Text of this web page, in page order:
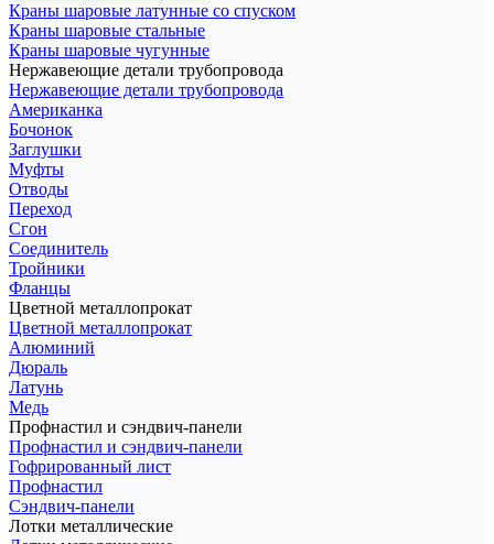
Краны шаровые латунные со спуском
Краны шаровые стальные
Краны шаровые чугунные
Нержавеющие детали трубопровода
Нержавеющие детали трубопровода
Американка
Бочонок
Заглушки
Муфты
Отводы
Переход
Сгон
Соединитель
Тройники
Фланцы
Цветной металлопрокат
Цветной металлопрокат
Алюминий
Дюраль
Латунь
Медь
Профнастил и сэндвич-панели
Профнастил и сэндвич-панели
Гофрированный лист
Профнастил
Сэндвич-панели
Лотки металлические